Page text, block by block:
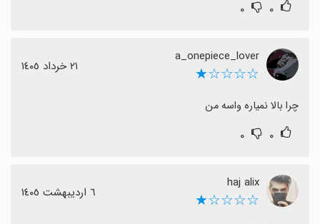
۰ ۰
a_onepiece_lover
☆☆☆☆★ ٢١ خرداد ١٤٠٥
چرا بالا نمیاره واسه من
۰ ۰
haj alix
☆☆☆☆★ ٦ اردیبهشت ١٤٠٥